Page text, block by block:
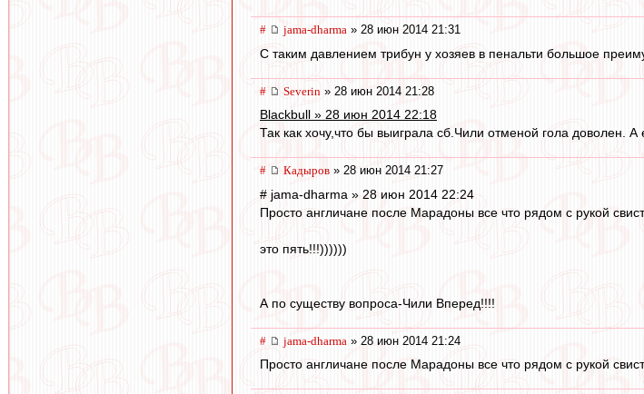
# jama-dharma » 28 июн 2014 21:31
С таким давлением трибун у хозяев в пенальти большое
# Severin » 28 июн 2014 21:28
Blackbull » 28 июн 2014 22:18
Так как хочу,что бы выиграла сб.Чили отменой гола доволен.
# Кадыров » 28 июн 2014 21:27
# jama-dharma » 28 июн 2014 22:24
Просто англичане после Марадоны все что рядом с рукой
это пять!!!))))))
А по существу вопроса-Чили Вперед!!!!
# jama-dharma » 28 июн 2014 21:24
Просто англичане после Марадоны все что рядом с рукой